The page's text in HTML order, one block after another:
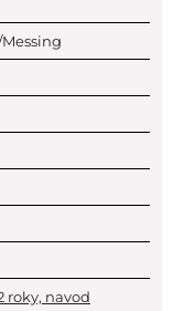
roky, navod